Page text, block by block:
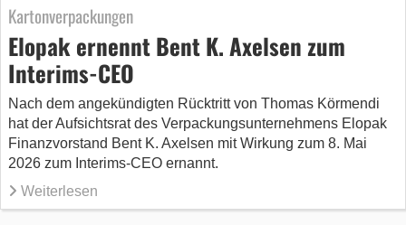
Kartonverpackungen
Elopak ernennt Bent K. Axelsen zum
Interims-CEO
Nach dem angekündigten Rücktritt von Thomas Körmendi
hat der Aufsichtsrat des Verpackungsunternehmens Elopak
Finanzvorstand Bent K. Axelsen mit Wirkung zum 8. Mai
2026 zum Interims-CEO ernannt.
Weiterlesen